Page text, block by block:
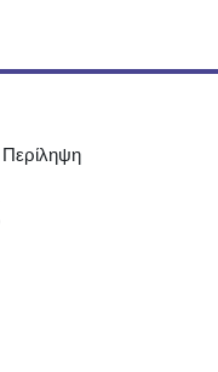
Περίληψη